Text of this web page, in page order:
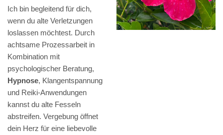
Ich bin begleitend für dich,
wenn du alte Verletzungen
loslassen möchtest. Durch
achtsame Prozessarbeit in
Kombination mit
psychologischer Beratung,
Hypnose, Klangentspannung
und Reiki-Anwendungen
kannst du alte Fesseln
abstreifen. Vergebung öffnet
dein Herz für eine liebevolle